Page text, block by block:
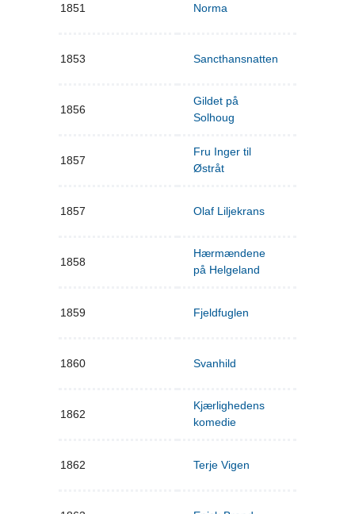
1851 Norma
1853 Sancthansnatten
1856
Gildet på
Solhoug
1857
Fru Inger til
Østråt
1857 Olaf Liljekrans
1858
Hærmændene
på Helgeland
1859 Fjeldfuglen
1860 Svanhild
1862
Kjærlighedens
komedie
1862 Terje Vigen